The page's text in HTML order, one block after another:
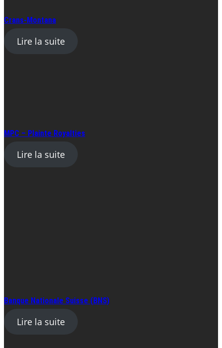
Crans-Montana
Lire la suite
MPC – Plainte Royalties
Lire la suite
Banque Nationale Suisse (BNS)
Lire la suite